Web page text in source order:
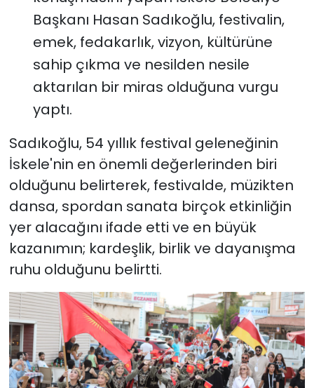
Başkanı Hasan Sadıkoğlu, festivalin,
emek, fedakarlık, vizyon, kültürüne
sahip çıkma ve nesilden nesile
aktarılan bir miras olduğuna vurgu
yaptı.
Sadıkoğlu, 54 yıllık festival geleneğinin
İskele'nin en önemli değerlerinden biri
olduğunu belirterek, festivalde, müzikten
dansa, spordan sanata birçok etkinliğin
yer alacağını ifade etti ve en büyük
kazanımın; kardeşlik, birlik ve dayanışma
ruhu olduğunu belirtti.